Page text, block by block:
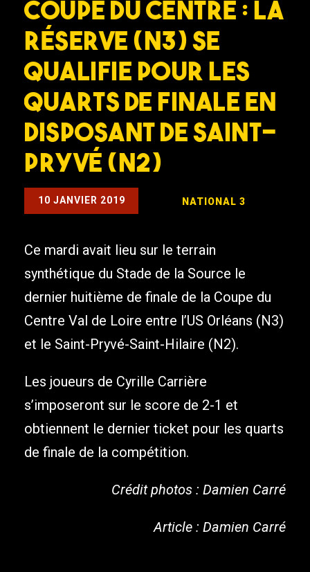
Coupe du Centre : La
réserve (N3) se
qualifie pour les
quarts de finale en
disposant de Saint-
Pryvé (N2)
10 JANVIER 2019 NATIONAL 3
Ce mardi avait lieu sur le terrain
synthétique du Stade de la Source le
dernier huitième de finale de la Coupe du
Centre Val de Loire entre l’US Orléans (N3)
et le Saint-Pryvé-Saint-Hilaire (N2).
Les joueurs de Cyrille Carrière
s’imposeront sur le score de 2-1 et
obtiennent le dernier ticket pour les quarts
de finale de la compétition.
Crédit photos : Damien Carré
Article : Damien Carré